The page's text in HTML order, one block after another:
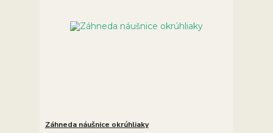
Záhneda náušnice okrúhliaky